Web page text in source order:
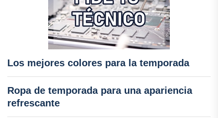
Los mejores colores para la temporada
Ropa de temporada para una apariencia
refrescante